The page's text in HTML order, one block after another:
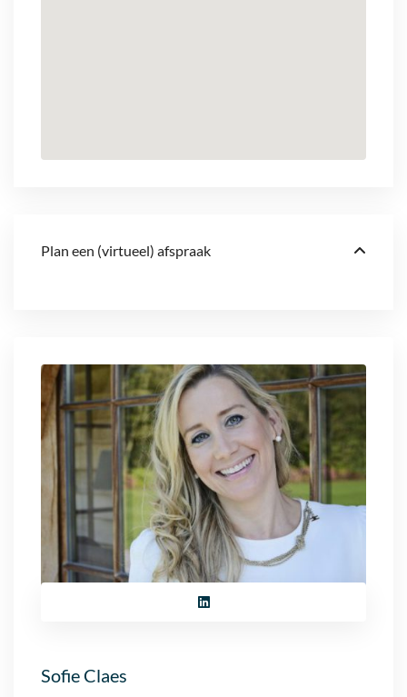
Plan een (virtueel) afspraak
Sofie Claes